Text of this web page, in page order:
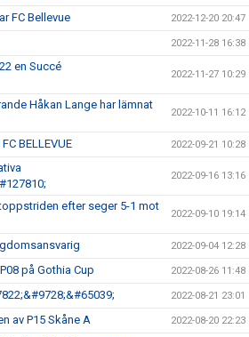
FC Bellevue 2022-12-20 20:47
2022-11-28 16:38
en Succé
2022-11-27 10:29
Håkan Lange har lämnat
2022-10-11 16:12
BELLEVUE 2022-09-21 10:28
2022-09-16 13:16
efter seger 5-1 mot
2022-09-10 19:14
2022-09-04 12:28
på Gothia Cup 2022-08-26 11:48
2022-08-21 23:01
av P15 Skåne A 2022-08-20 22:23